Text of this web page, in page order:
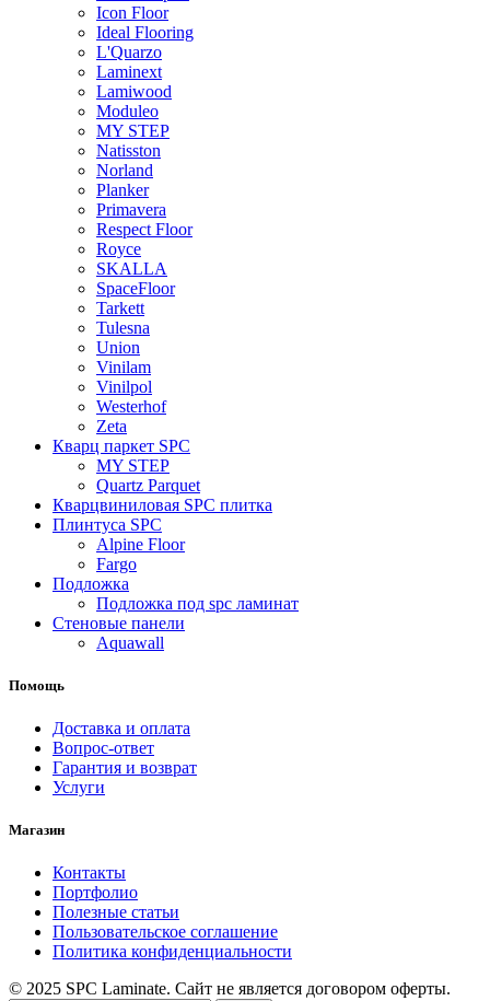
Icon Floor
Ideal Flooring
L'Quarzo
Laminext
Lamiwood
Moduleo
MY STEP
Natisston
Norland
Planker
Primavera
Respect Floor
Royce
SKALLA
SpaceFloor
Tarkett
Tulesna
Union
Vinilam
Vinilpol
Westerhof
Zeta
Кварц паркет SPC
MY STEP
Quartz Parquet
Кварцвиниловая SPC плитка
Плинтуса SPC
Alpine Floor
Fargo
Подложка
Подложка под spc ламинат
Стеновые панели
Aquawall
Помощь
Доставка и оплата
Вопрос-ответ
Гарантия и возврат
Услуги
Магазин
Контакты
Портфолио
Полезные статьи
Пользовательское соглашение
Политика конфиденциальности
© 2025 SPC Laminate. Сайт не является договором оферты.